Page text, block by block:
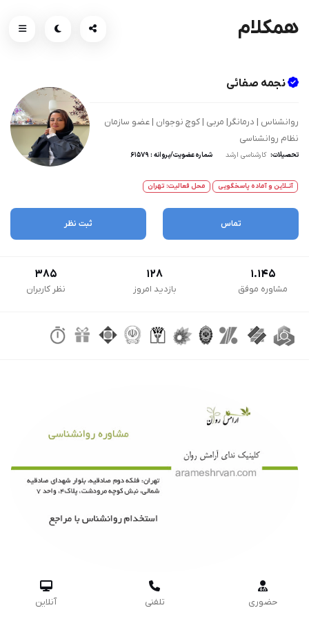
همکلام
نجمه صفائی
روانشناس | درمانگر| مربی | کوچ نوجوان | عضو سازمان
نظام روانشناسی
تحصیلات: کارشناسی ارشد شماره عضویت/پروانه : ۶۱۵۷۹
آنــلاین و آماده پاسخگویی محل فعالیت: تهران
تماس ثبت نظر
1.145
مشاوره موفق
128
بازدید امروز
385
نظر کاربران

حضوری

تلفنی

آنلاین